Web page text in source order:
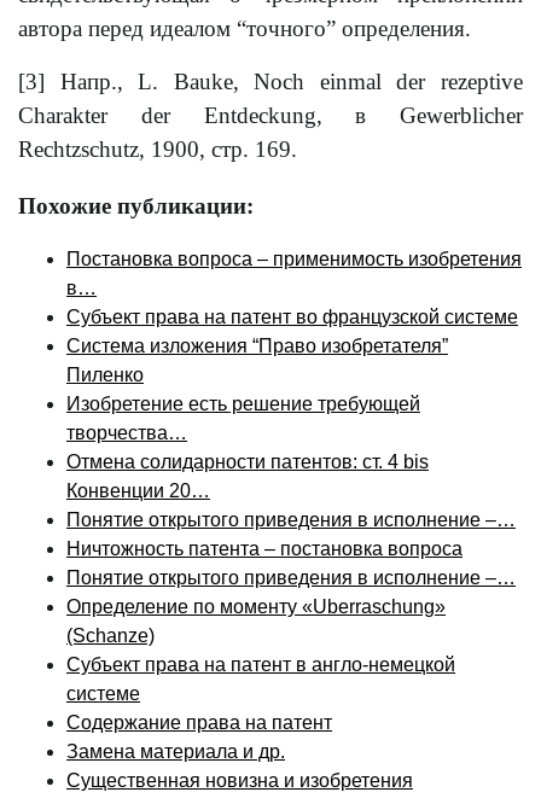
автора перед идеалом “точного” определения.
[3] Напр., L. Bauke, Noch einmal der rezeptive
Charakter der Entdeckung, в Gewerblicher
Rechtzschutz, 1900, стр. 169.
Похожие публикации:
Постановка вопроса – применимость изобретения
в…
Субъект права на патент во французской системе
Система изложения “Право изобретателя”
Пиленко
Изобретение есть решение требующей
творчества…
Отмена солидарности патентов: ст. 4 bis
Конвенции 20…
Понятие открытого приведения в исполнение –…
Ничтожность патента – постановка вопроса
Понятие открытого приведения в исполнение –…
Определение по моменту «Uberraschung»
(Schanze)
Субъект права на патент в англо-немецкой
системе
Содержание права на патент
Замена материала и др.
Существенная новизна и изобретения